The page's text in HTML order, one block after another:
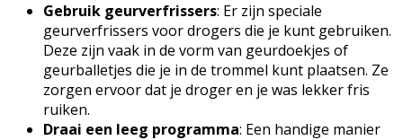
Gebruik geurverfrissers: Er zijn speciale
geurverfrissers voor drogers die je kunt gebruiken.
Deze zijn vaak in de vorm van geurdoekjes of
geurballetjes die je in de trommel kunt plaatsen. Ze
zorgen ervoor dat je droger en je was lekker fris
ruiken.
Draai een leeg programma: Een handige manier